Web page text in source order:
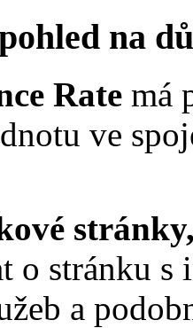
na
Rate má
ve
o stránku
a